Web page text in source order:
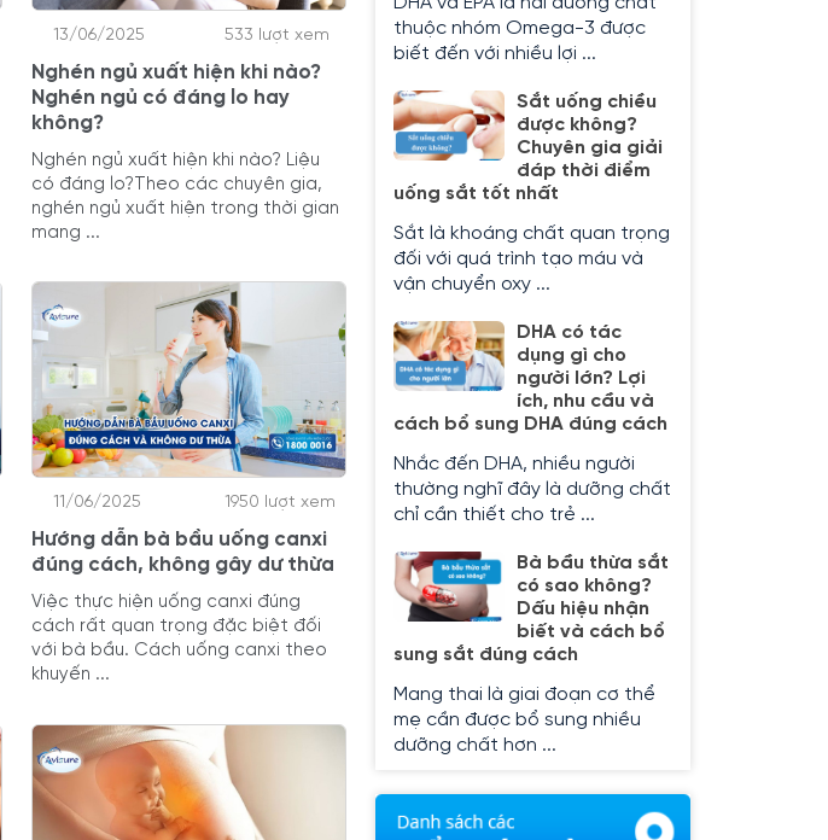
13/06/2025 533 lượt xem
Nghén ngủ xuất hiện khi nào?
Nghén ngủ có đáng lo hay
không?
Nghén ngủ xuất hiện khi nào? Liệu
có đáng lo?Theo các chuyên gia,
nghén ngủ xuất hiện trong thời gian
mang ...
11/06/2025 1950 lượt xem
Hướng dẫn bà bầu uống canxi
đúng cách, không gây dư thừa
Việc thực hiện uống canxi đúng
cách rất quan trọng đặc biệt đối
với bà bầu. Cách uống canxi theo
khuyến ...
thuộc nhóm Omega-3 được
biết đến với nhiều lợi ...
Sắt uống chiều
được không?
Chuyên gia giải
đáp thời điểm
uống sắt tốt nhất
Sắt là khoáng chất quan trọng
đối với quá trình tạo máu và
vận chuyển oxy ...
DHA có tác
dụng gì cho
người lớn? Lợi
ích, nhu cầu và
cách bổ sung DHA đúng cách
Nhắc đến DHA, nhiều người
thường nghĩ đây là dưỡng chất
chỉ cần thiết cho trẻ ...
Bà bầu thừa sắt
có sao không?
Dấu hiệu nhận
biết và cách bổ
sung sắt đúng cách
Mang thai là giai đoạn cơ thể
mẹ cần được bổ sung nhiều
dưỡng chất hơn ...